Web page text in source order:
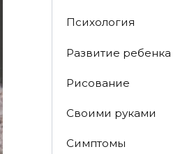
Психология
Развитие ребенка
Рисование
Своими руками
Симптомы